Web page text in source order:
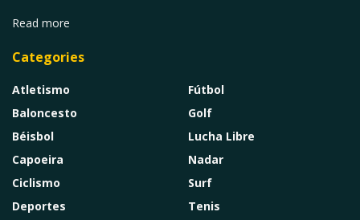
Read more
Categories
Atletismo
Baloncesto
Béisbol
Capoeira
Ciclismo
Deportes
Fútbol
Golf
Lucha Libre
Nadar
Surf
Tenis